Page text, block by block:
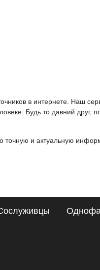
в интернете. Наш
Будь то давний друг,
и актуальную